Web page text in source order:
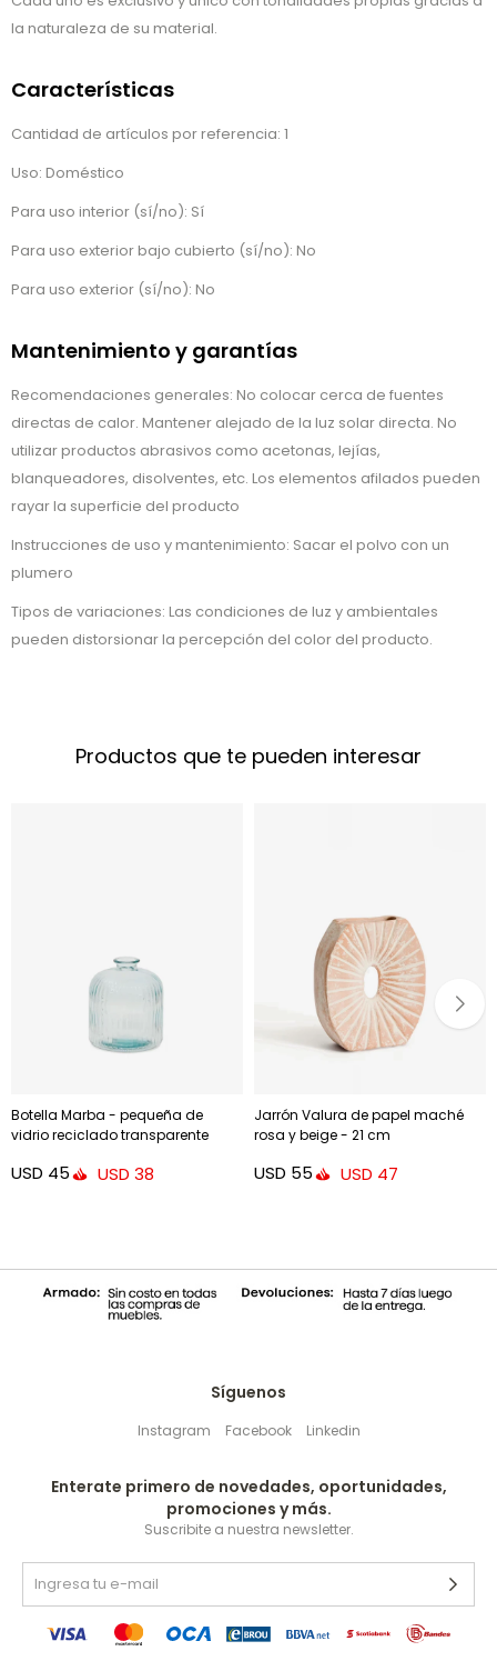
la naturaleza de su material.
Características
Cantidad de artículos por referencia: 1
Uso: Doméstico
Para uso interior (sí/no): Sí
Para uso exterior bajo cubierto (sí/no): No
Para uso exterior (sí/no): No
Mantenimiento y garantías
Recomendaciones generales: No colocar cerca de fuentes
directas de calor. Mantener alejado de la luz solar directa. No
utilizar productos abrasivos como acetonas, lejías,
blanqueadores, disolventes, etc. Los elementos afilados pueden
rayar la superficie del producto
Instrucciones de uso y mantenimiento: Sacar el polvo con un
plumero
Tipos de variaciones: Las condiciones de luz y ambientales
pueden distorsionar la percepción del color del producto.
Productos que te pueden interesar
Botella Marba - pequeña de
vidrio reciclado transparente
USD 45 USD 38
Jarrón Valura de papel maché
rosa y beige - 21 cm
USD 55 USD 47
Síguenos
Instagram Facebook Linkedin
Enterate primero de novedades, oportunidades,
promociones y más.
Suscribite a nuestra newsletter.